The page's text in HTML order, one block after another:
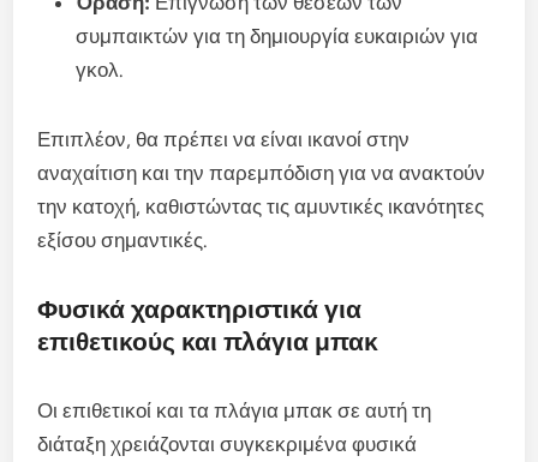
συμπαικτών για τη δημιουργία ευκαιριών για
γκολ.
Επιπλέον, θα πρέπει να είναι ικανοί στην
αναχαίτιση και την παρεμπόδιση για να ανακτούν
την κατοχή, καθιστώντας τις αμυντικές ικανότητες
εξίσου σημαντικές.
Φυσικά χαρακτηριστικά για
επιθετικούς και πλάγια μπακ
Οι επιθετικοί και τα πλάγια μπακ σε αυτή τη
διάταξη χρειάζονται συγκεκριμένα φυσικά